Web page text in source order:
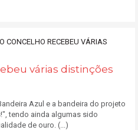
várias distinções
Azul e a bandeira do projeto
tendo ainda algumas sido
de ouro. (...)